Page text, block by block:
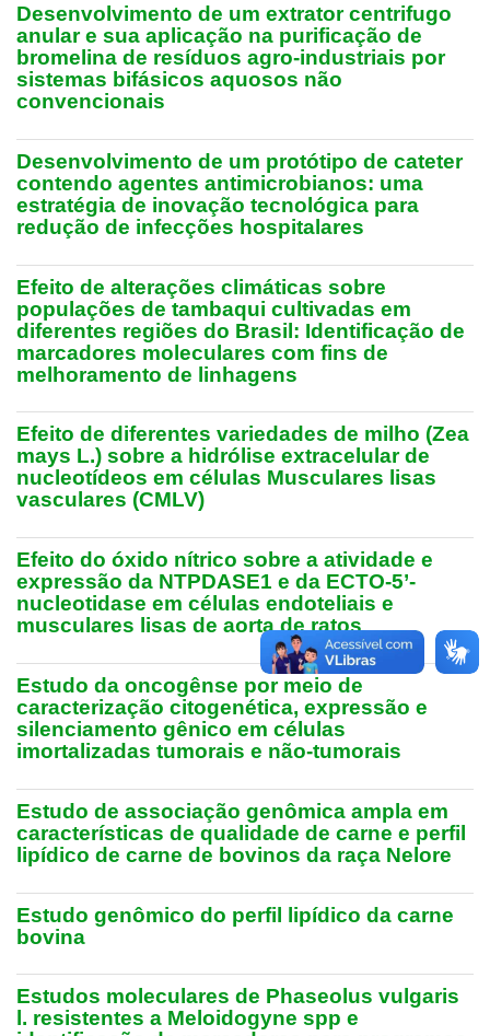
Desenvolvimento de um extrator centrifugo
anular e sua aplicação na purificação de
bromelina de resíduos agro-industriais por
sistemas bifásicos aquosos não
convencionais
Desenvolvimento de um protótipo de cateter
contendo agentes antimicrobianos: uma
estratégia de inovação tecnológica para
redução de infecções hospitalares
Efeito de alterações climáticas sobre
populações de tambaqui cultivadas em
diferentes regiões do Brasil: Identificação de
marcadores moleculares com fins de
melhoramento de linhagens
Efeito de diferentes variedades de milho (Zea
mays L.) sobre a hidrólise extracelular de
nucleotídeos em células Musculares lisas
vasculares (CMLV)
Efeito do óxido nítrico sobre a atividade e
expressão da NTPDASE1 e da ECTO-5’-
nucleotidase em células endoteliais e
musculares lisas de aorta de ratos
Estudo da oncogênse por meio de
caracterização citogenética, expressão e
silenciamento gênico em células
imortalizadas tumorais e não-tumorais
Estudo de associação genômica ampla em
características de qualidade de carne e perfil
lipídico de carne de bovinos da raça Nelore
Estudo genômico do perfil lipídico da carne
bovina
Estudos moleculares de Phaseolus vulgaris
l. resistentes a Meloidogyne spp e